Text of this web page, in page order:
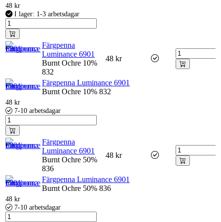
48 kr
I lager: 1-3 arbetsdagar
Färgpenna
Luminance 6901
Burnt Ochre 10%
832
48 kr
Färgpenna Luminance 6901
Burnt Ochre 10% 832
48 kr
7-10 arbetsdagar
Färgpenna
Luminance 6901
Burnt Ochre 50%
836
48 kr
Färgpenna Luminance 6901
Burnt Ochre 50% 836
48 kr
7-10 arbetsdagar